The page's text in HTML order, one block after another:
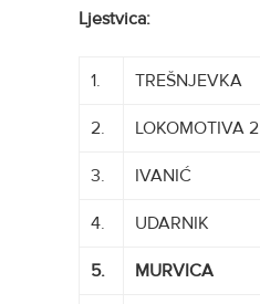
Ljestvica:
1. TREŠNJEVKA
2. LOKOMOTIVA 2
3. IVANIĆ
4. UDARNIK
5. MURVICA